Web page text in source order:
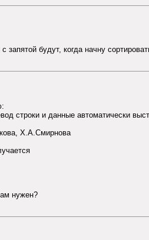
будут, когда начну
строки и данные автоматически
Х.А.Смирнова
нужен?